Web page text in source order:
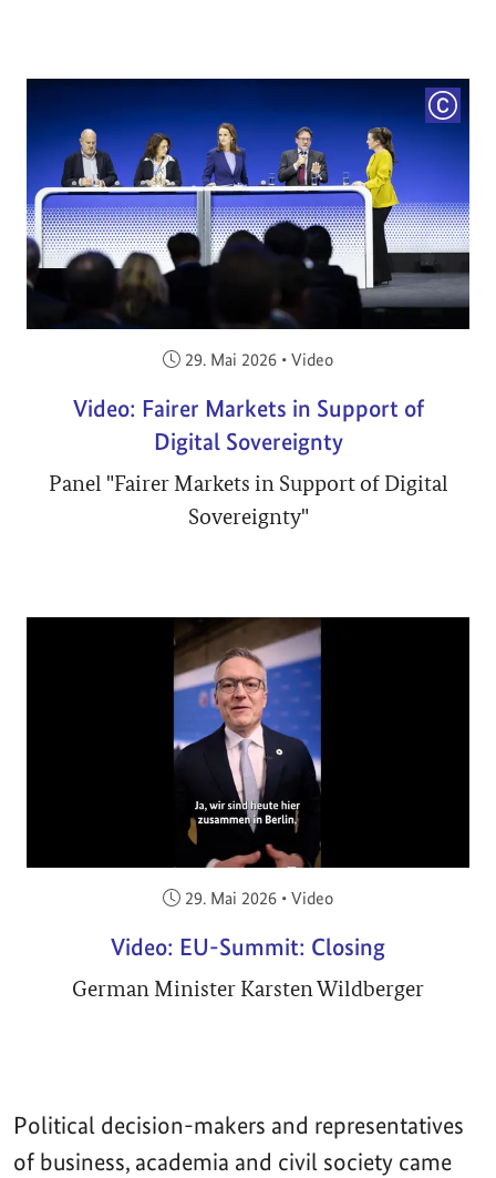
Veröffentlicht am:
29. Mai 2026 • Video
Video: Fairer Markets in Support of
Digital Sovereignty
Panel "Fairer Markets in Support of Digital
Sovereignty"
Veröffentlicht am:
29. Mai 2026 • Video
Video: EU-Summit: Closing
German Minister Karsten Wildberger
Political decision-makers and representatives
of business, academia and civil society came